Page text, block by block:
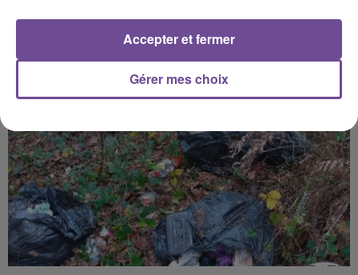
PRÈS DE CHEZ VOUS
Gérer mes choix
Accepter et fermer